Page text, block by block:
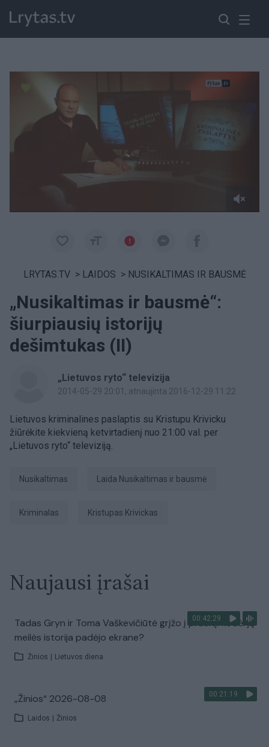
Paremkite Ukrainą
LRYTAS.TV > LAIDOS > NUSIKALTIMAS IR BAUSMĖ
„Nusikaltimas ir bausmė“:
šiurpiausių istorijų
dešimtukas (II)
„Lietuvos ryto“ televizija
2014-05-29 20:01 , atnaujinta 2016-12-29 11:22
Lietuvos kriminalines paslaptis su Kristupu Krivicku
žiūrėkite kiekvieną ketvirtadienį nuo 21:00 val. per
„Lietuvos ryto“ televiziją.
Nusikaltimas laida Nusikaltimas ir bausmė
kriminalas Kristupas Krivickas
Naujausi įrašai
00:42:29
Tadas Gryn ir Toma Vaškevičiūtė grįžo į praeitį: kodėl jų
meilės istorija padėjo ekrane?
Žinios Lietuvos diena
00:21:19
„Žinios“ 2026-08-08
Laidos Žinios